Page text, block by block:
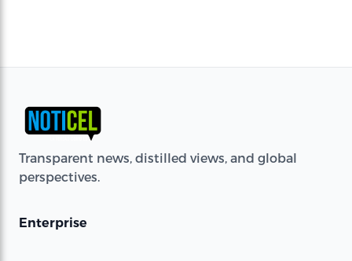
Transparent news, distilled views, and global
perspectives.
Enterprise